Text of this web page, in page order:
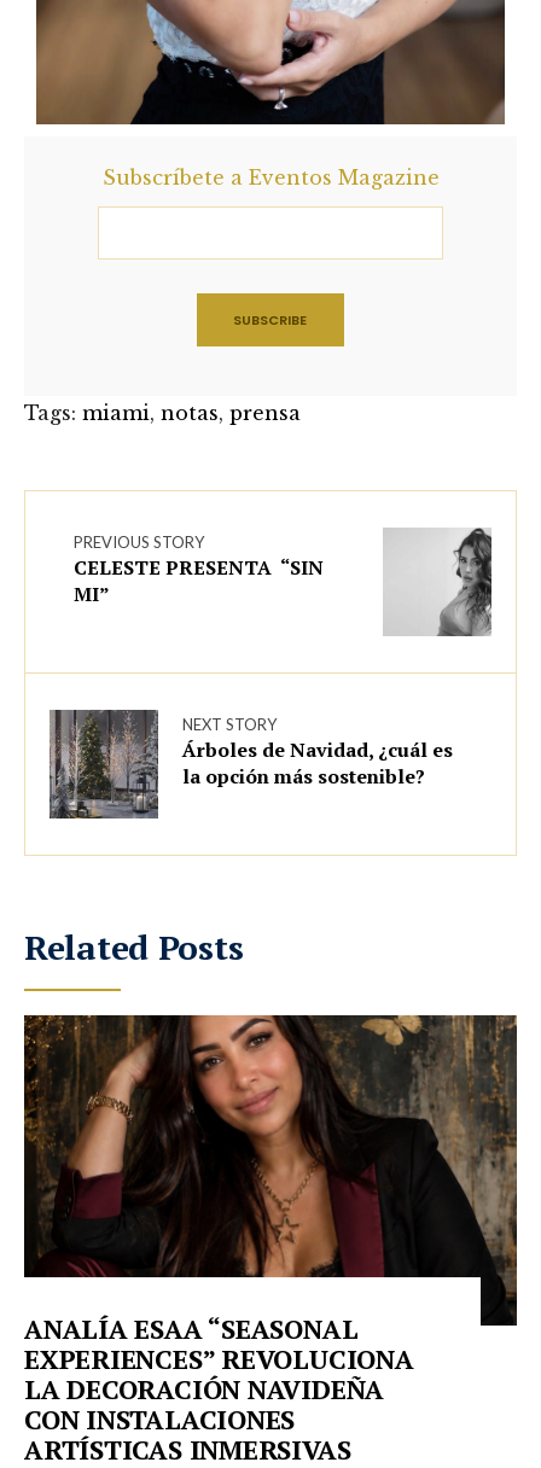
Subscríbete a Eventos Magazine
Tags: miami, notas, prensa
PREVIOUS STORY
CELESTE PRESENTA “SIN
MI”
NEXT STORY
Árboles de Navidad, ¿cuál es
la opción más sostenible?
Related Posts
ANALÍA ESAA “SEASONAL
EXPERIENCES” REVOLUCIONA
LA DECORACIÓN NAVIDEÑA
CON INSTALACIONES
ARTÍSTICAS INMERSIVAS